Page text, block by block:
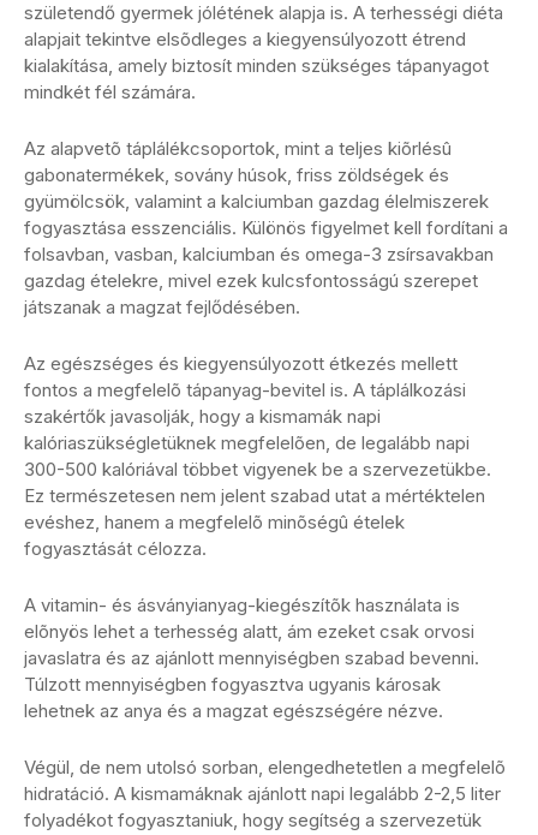
születendő gyermek jólétének alapja is. A terhességi diéta
alapjait tekintve elsõdleges a kiegyensúlyozott étrend
kialakítása, amely biztosít minden szükséges tápanyagot
mindkét fél számára.
Az alapvetõ táplálékcsoportok, mint a teljes kiõrlésû
gabonatermékek, sovány húsok, friss zöldségek és
gyümölcsök, valamint a kalciumban gazdag élelmiszerek
fogyasztása esszenciális. Különös figyelmet kell fordítani a
folsavban, vasban, kalciumban és omega-3 zsírsavakban
gazdag ételekre, mivel ezek kulcsfontosságú szerepet
játszanak a magzat fejlődésében.
Az egészséges és kiegyensúlyozott étkezés mellett
fontos a megfelelõ tápanyag-bevitel is. A táplálkozási
szakértők javasolják, hogy a kismamák napi
kalóriaszükségletüknek megfelelõen, de legalább napi
300-500 kalóriával többet vigyenek be a szervezetükbe.
Ez természetesen nem jelent szabad utat a mértéktelen
evéshez, hanem a megfelelõ minõségû ételek
fogyasztását célozza.
A vitamin- és ásványianyag-kiegészítõk használata is
elõnyös lehet a terhesség alatt, ám ezeket csak orvosi
javaslatra és az ajánlott mennyiségben szabad bevenni.
Túlzott mennyiségben fogyasztva ugyanis károsak
lehetnek az anya és a magzat egészségére nézve.
Végül, de nem utolsó sorban, elengedhetetlen a megfelelõ
hidratáció. A kismamáknak ajánlott napi legalább 2-2,5 liter
folyadékot fogyasztaniuk, hogy segítség a szervezetük